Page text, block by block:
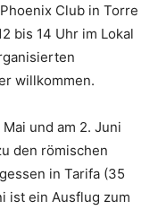
Club in Torre
bis 14 Uhr im Lokal
willkommen.
und am 2. Juni
den römischen
in Tarifa (35
ist ein Ausflug zum